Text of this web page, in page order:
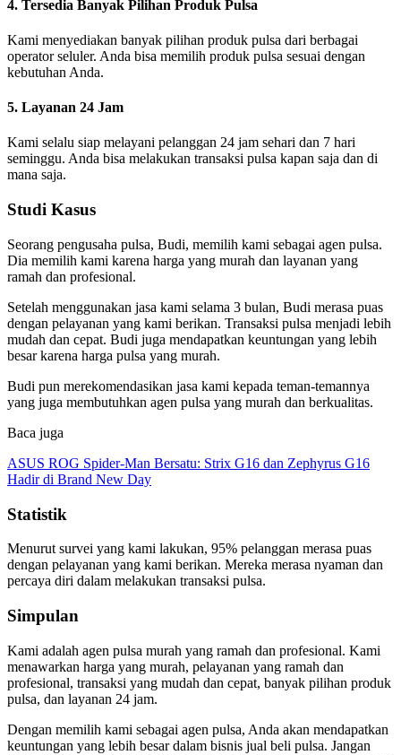
4. Tersedia Banyak Pilihan Produk Pulsa
Kami menyediakan banyak pilihan produk pulsa dari berbagai
operator seluler. Anda bisa memilih produk pulsa sesuai dengan
kebutuhan Anda.
5. Layanan 24 Jam
Kami selalu siap melayani pelanggan 24 jam sehari dan 7 hari
seminggu. Anda bisa melakukan transaksi pulsa kapan saja dan di
mana saja.
Studi Kasus
Seorang pengusaha pulsa, Budi, memilih kami sebagai agen pulsa.
Dia memilih kami karena harga yang murah dan layanan yang
ramah dan profesional.
Setelah menggunakan jasa kami selama 3 bulan, Budi merasa puas
dengan pelayanan yang kami berikan. Transaksi pulsa menjadi lebih
mudah dan cepat. Budi juga mendapatkan keuntungan yang lebih
besar karena harga pulsa yang murah.
Budi pun merekomendasikan jasa kami kepada teman-temannya
yang juga membutuhkan agen pulsa yang murah dan berkualitas.
Baca juga
ASUS ROG Spider-Man Bersatu: Strix G16 dan Zephyrus G16
Hadir di Brand New Day
Statistik
Menurut survei yang kami lakukan, 95% pelanggan merasa puas
dengan pelayanan yang kami berikan. Mereka merasa nyaman dan
percaya diri dalam melakukan transaksi pulsa.
Simpulan
Kami adalah agen pulsa murah yang ramah dan profesional. Kami
menawarkan harga yang murah, pelayanan yang ramah dan
profesional, transaksi yang mudah dan cepat, banyak pilihan produk
pulsa, dan layanan 24 jam.
Dengan memilih kami sebagai agen pulsa, Anda akan mendapatkan
keuntungan yang lebih besar dalam bisnis jual beli pulsa. Jangan